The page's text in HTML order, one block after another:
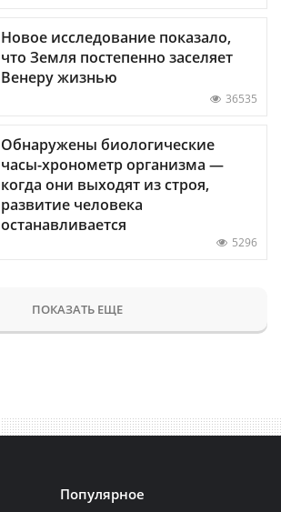
Новое исследование показало,
что Земля постепенно заселяет
Венеру жизнью
36535
Обнаружены биологические
часы-хронометр организма —
когда они выходят из строя,
развитие человека
останавливается
5296
ПОКАЗАТЬ ЕЩЕ
Популярное